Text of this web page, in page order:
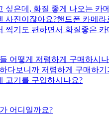
싶은데, 화질 좋게 나오는 카
사진이잖아요?핸드폰 카메
찍기도 편하면서 화질좋은
어떻게 저렴하게 구매하시
다보니까 저렴하게 구매하
고기를 구입하시나요?
어디일까요?